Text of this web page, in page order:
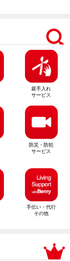
庭手入れ
サービス
防災・防犯
サービス
手伝い・代行
その他